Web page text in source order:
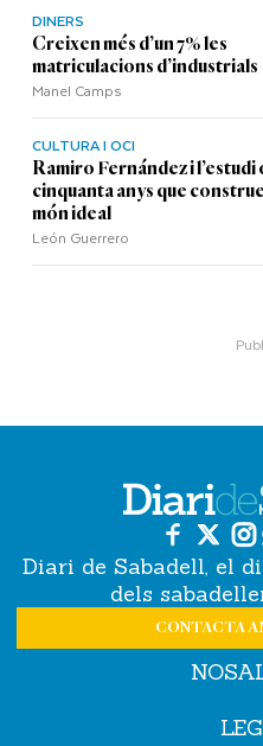
DINERS
Creixen més d’un 7% les
matriculacions d’industrials
Manel Camps
CULTURA I OCI
Ramiro Fernández i l’estudi
cinquanta anys que
món ideal
León Guerrero
Diari de Sabadell, el
dels
CONTACTA